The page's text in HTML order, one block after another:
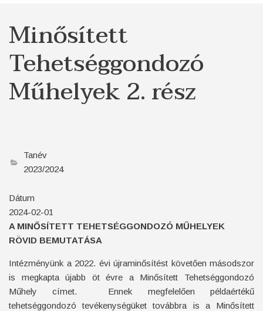
Minősített
Tehetséggondozó
Műhelyek 2. rész
Tanév
2023/2024
Dátum
2024-02-01
A MINŐSÍTETT TEHETSÉGGONDOZÓ MŰHELYEK
RÖVID BEMUTATÁSA
Intézményünk a 2022. évi újraminősítést követően másodszor
is megkapta újabb öt évre a Minősített Tehetséggondozó
Műhely címet. Ennek megfelelően példaértékű
tehetséggondozó tevékenységüket továbbra is a Minősített